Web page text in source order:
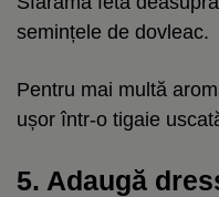
semințele de dovleac.
Pentru mai multă
ușor într-o tigaie
5. Adaugă